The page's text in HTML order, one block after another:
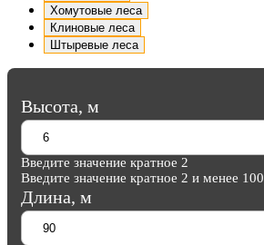
Хомутовые леса
Клиновые леса
Штыревые леса
Высота, м
Введите значение кратное 2
Введите значение кратное 2 и менее 100
Длина, м